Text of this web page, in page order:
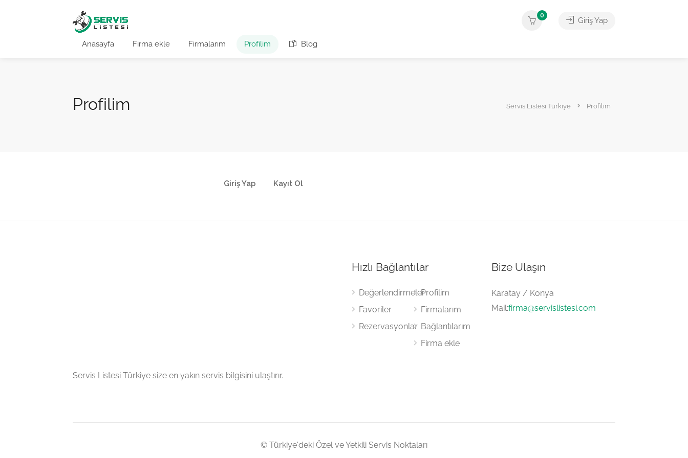
Anasayfa Firma ekle Firmalarım Profilim Blog
0
Giriş Yap
Profilim Servis Listesi Türkiye Profilim
Giriş Yap Kayıt Ol
Servis Listesi Türkiye size en yakın servis bilgisini ulaştırır.
Hızlı Bağlantılar
Değerlendirmeler
Favoriler
Rezervasyonlar
Profilim
Firmalarım
Bağlantılarım
Firma ekle
Bize Ulaşın
Karatay / Konya
Mail:firma@servislistesi.com
© Türkiye'deki Özel ve Yetkili Servis Noktaları